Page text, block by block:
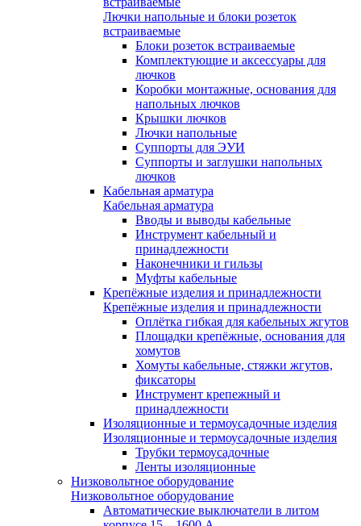
Лючки напольные и блоки розеток
встраиваемые
Блоки розеток встраиваемые
Комплектующие и аксессуары для
лючков
Коробки монтажные, основания для
напольных лючков
Крышки лючков
Лючки напольные
Суппорты для ЭУИ
Суппорты и заглушки напольных
лючков
Кабельная арматура
Кабельная арматура
Вводы и выводы кабельные
Инструмент кабельный и
принадлежности
Наконечники и гильзы
Муфты кабельные
Крепёжные изделия и принадлежности
Крепёжные изделия и принадлежности
Оплётка гибкая для кабельных жгутов
Площадки крепёжные, основания для
хомутов
Хомуты кабельные, стяжки жгутов,
фиксаторы
Инструмент крепежный и
принадлежности
Изоляционные и термоусадочные изделия
Изоляционные и термоусадочные изделия
Трубки термоусадочные
Ленты изоляционные
Низковольтное оборудование
Низковольтное оборудование
Автоматические выключатели в литом